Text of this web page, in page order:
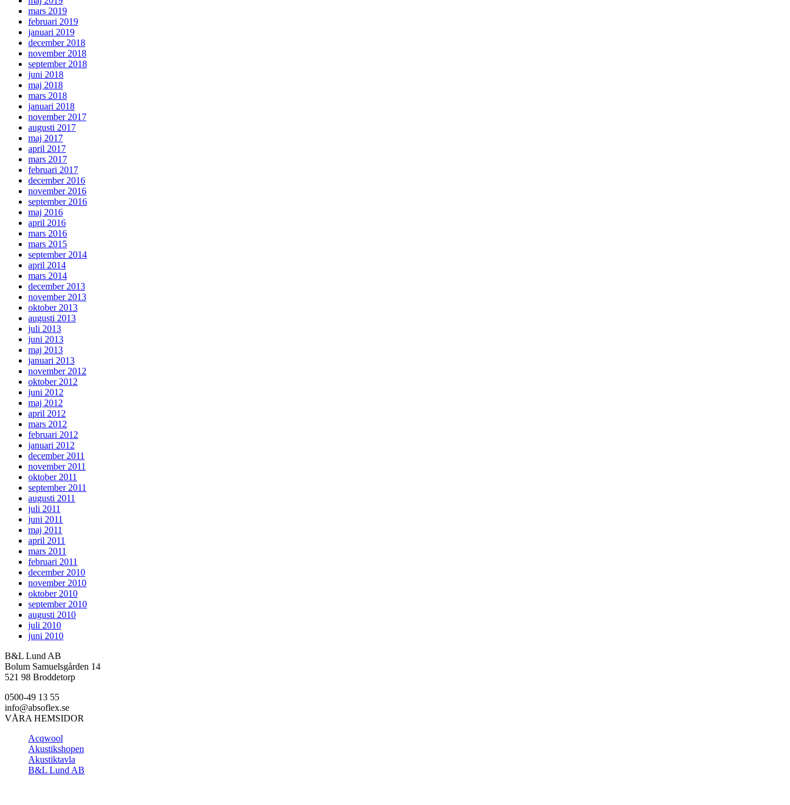
mars 2019
februari 2019
januari 2019
december 2018
november 2018
september 2018
juni 2018
maj 2018
mars 2018
januari 2018
november 2017
augusti 2017
maj 2017
april 2017
mars 2017
februari 2017
december 2016
november 2016
september 2016
maj 2016
april 2016
mars 2016
mars 2015
september 2014
april 2014
mars 2014
december 2013
november 2013
oktober 2013
augusti 2013
juli 2013
juni 2013
maj 2013
januari 2013
november 2012
oktober 2012
juni 2012
maj 2012
april 2012
mars 2012
februari 2012
januari 2012
december 2011
november 2011
oktober 2011
september 2011
augusti 2011
juli 2011
juni 2011
maj 2011
april 2011
mars 2011
februari 2011
december 2010
november 2010
oktober 2010
september 2010
augusti 2010
juli 2010
juni 2010
B&L Lund AB
Bolum Samuelsgården 14
521 98 Broddetorp
0500-49 13 55
info@absoflex.se
VÅRA HEMSIDOR
Acqwool
Akustikshopen
Akustiktavla
B&L Lund AB